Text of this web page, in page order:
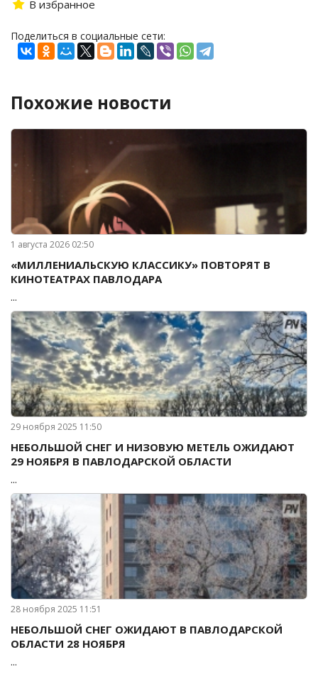
В избранное
Поделиться в социальные сети:
Похожие новости
1 августа 2026 02:50
«МИЛЛЕНИАЛЬСКУЮ КЛАССИКУ» ПОВТОРЯТ В
КИНОТЕАТРАХ ПАВЛОДАРА
...
29 ноября 2025 11:50
НЕБОЛЬШОЙ СНЕГ И НИЗОВУЮ МЕТЕЛЬ ОЖИДАЮТ
29 НОЯБРЯ В ПАВЛОДАРСКОЙ ОБЛАСТИ
...
28 ноября 2025 11:51
НЕБОЛЬШОЙ СНЕГ ОЖИДАЮТ В ПАВЛОДАРСКОЙ
ОБЛАСТИ 28 НОЯБРЯ
...